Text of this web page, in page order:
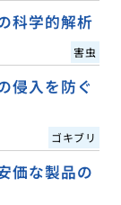
科学的解析
害虫
侵入を防ぐ
ゴキブリ
価な製品の